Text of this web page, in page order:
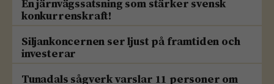
En järnvägssatsning som stärker svensk
konkurrenskraft!
Siljankoncernen ser ljust på framtiden och
investerar
Tunadals sågverk varslar 11 personer om